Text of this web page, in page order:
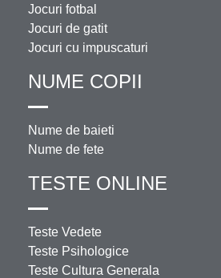
Jocuri fotbal
Jocuri de gatit
Jocuri cu impuscaturi
NUME COPII
Nume de baieti
Nume de fete
TESTE ONLINE
Teste Vedete
Teste Psihologice
Teste Cultura Generala